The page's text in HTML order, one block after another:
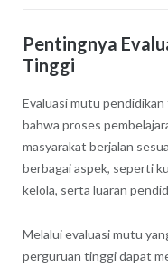
Pentingnya
Tinggi
Evaluasi mutu
bahwa proses
masyarakat berjalan
berbagai aspek, seperti
kelola, serta luaran
Melalui evaluasi mutu
perguruan tinggi dapat